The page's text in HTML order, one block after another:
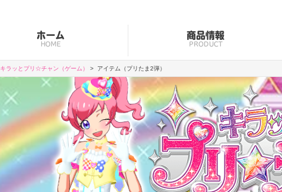
ホーム
HOME
商品情報
PRODUCT
キラッとプリ☆チャン（ゲーム） > アイテム（プリたま2弾）